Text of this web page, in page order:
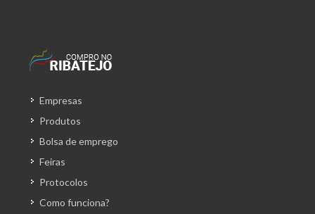
Empresas
Produtos
Bolsa de emprego
Feiras
Protocolos
Como funciona?